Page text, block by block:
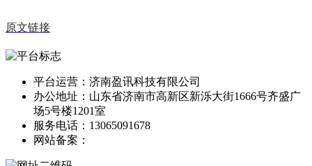
原文链接
平台运营：济南盈讯科技有限公司
办公地址：山东省济南市高新区新泺大街1666号齐盛广
场5号楼1201室
服务电话：13065091678
网站备案：